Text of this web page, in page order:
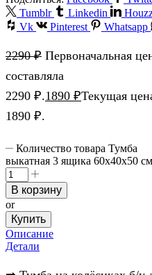
Tumblr
Linkedin
Vk
Pinterest Whatsapp
2290₽ Первоначальная
составляла
2290 ₽.1890 ₽Текущая
1890 ₽.
Количество товара Тумба
выкатная 3 ящика 60х40х50 см
В корзину
or
Купить
Описание
Детали